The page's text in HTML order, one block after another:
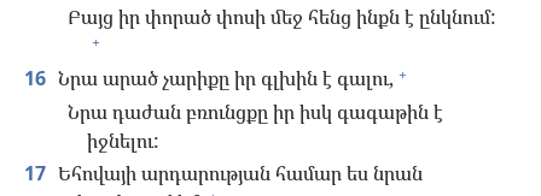
Բայց իր փորած փոսի մեջ հենց ինքն է ընկնում:
+
16 Նրա արած չարիքը իր գլխին է գալու, +
Նրա դաժան բռունցքը իր իսկ գագաթին է
իջնելու:
17 Եհովայի արդարության համար ես նրան